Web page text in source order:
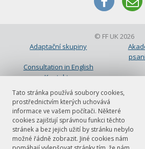
Tato stránka používá soubory cookies,
prostřednictvím kterých uchovává
informace ve vašem počítači. Některé
cookies zajišťují správnou funkci těchto
stránek a bez jejich užití by stránku nebylo
možné řádně zobrazit. Jiné cookies nám
© FF UK 2026
Adaptační skupiny
Consultation in English
Kontakty
Mapa
Objednání
Podpůrná skupina pro studenty-
rodiče